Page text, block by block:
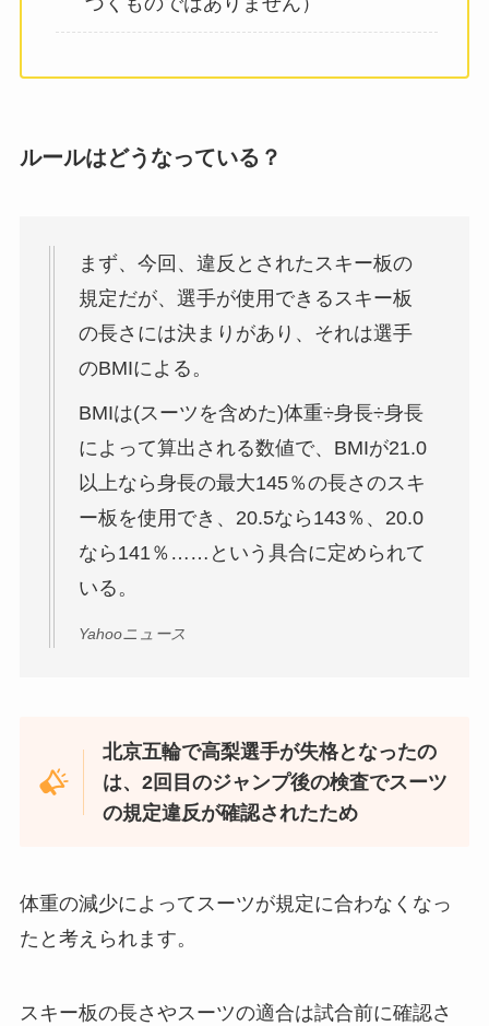
ルールはどうなっている？
まず、今回、違反とされたスキー板の
規定だが、選手が使用できるスキー板
の長さには決まりがあり、それは選手
のBMIによる。
BMIは(スーツを含めた)体重÷身長÷身長
によって算出される数値で、BMIが21.0
以上なら身長の最大145％の長さのスキ
ー板を使用でき、20.5なら143％、20.0
なら141％……という具合に定められて
いる。
Yahooニュース
北京五輪で高梨選手が失格となったの
は、2回目のジャンプ後の検査でスーツ
の規定違反が確認されたため
体重の減少によってスーツが規定に合わなくなっ
たと考えられます。
スキー板の長さやスーツの適合は試合前に確認さ